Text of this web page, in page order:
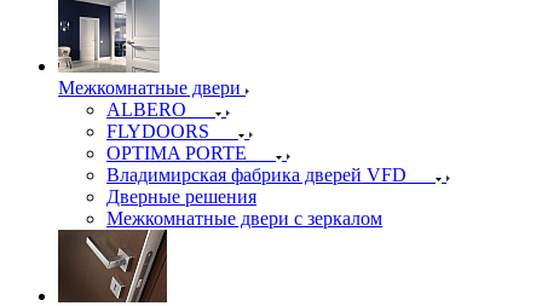
Межкомнатные двери
ALBERO
FLYDOORS
OPTIMA PORTE
Владимирская фабрика дверей VFD
Дверные решения
Межкомнатные двери c зеркалом